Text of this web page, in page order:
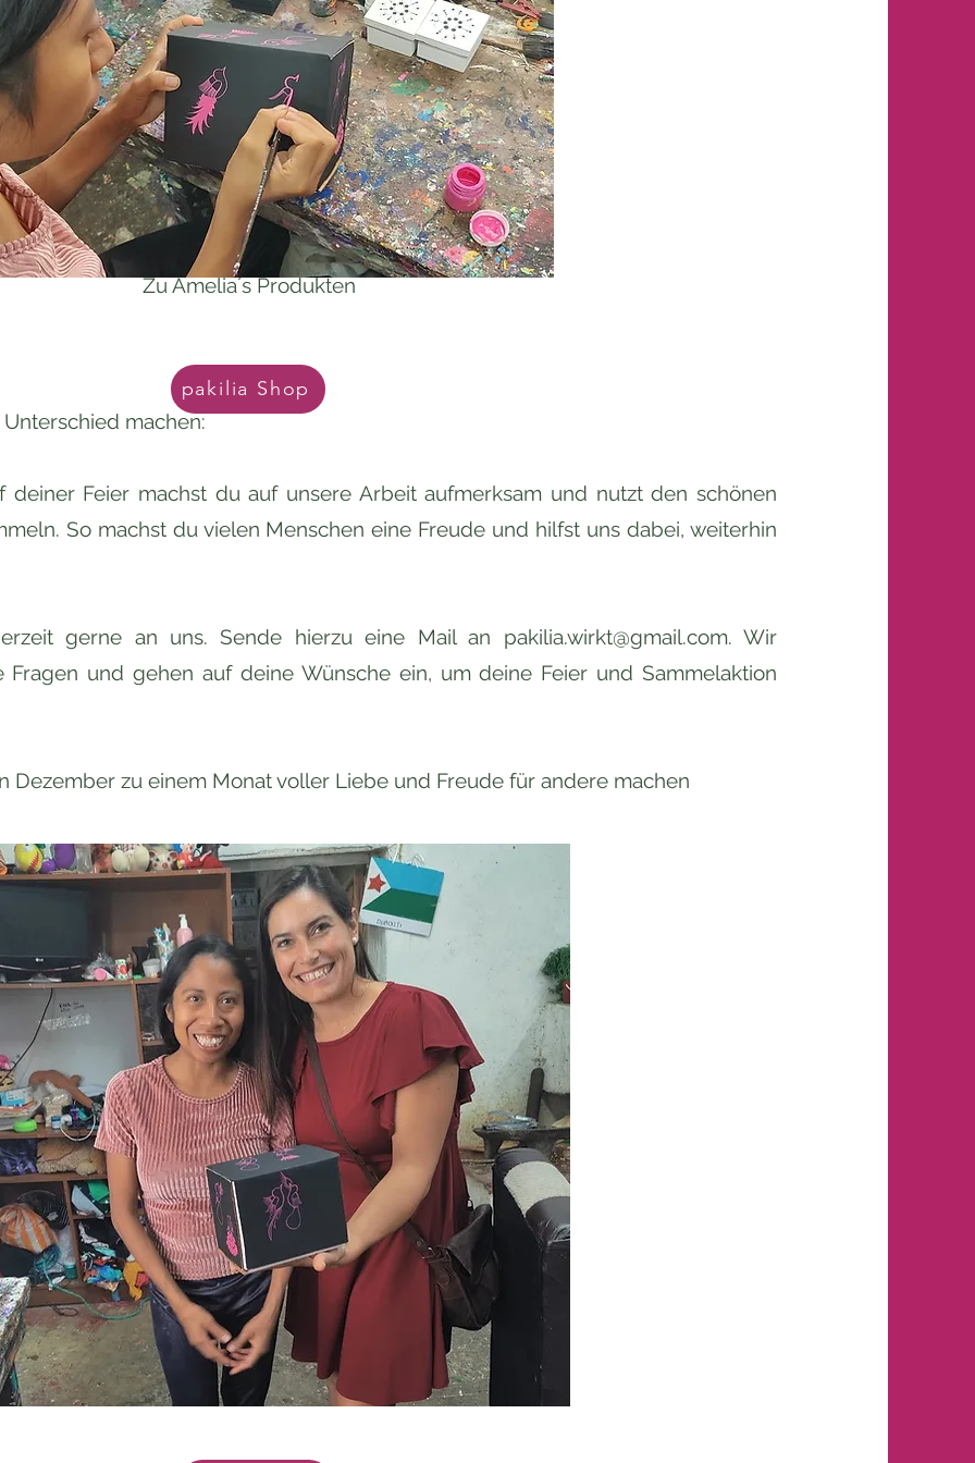
Zu Amelia´s Produkten
machen:
deiner Feier machst du auf unsere Arbeit aufmerksam und nutzt den schönen
So machst du vielen Menschen eine Freude und hilfst uns dabei, weiterhin
gerne an uns. Sende hierzu eine Mail an pakilia.wirkt@gmail.com. Wir
und gehen auf deine Wünsche ein, um deine Feier und Sammelaktion
Dezember zu einem Monat voller Liebe und Freude für andere machen
pakilia Shop